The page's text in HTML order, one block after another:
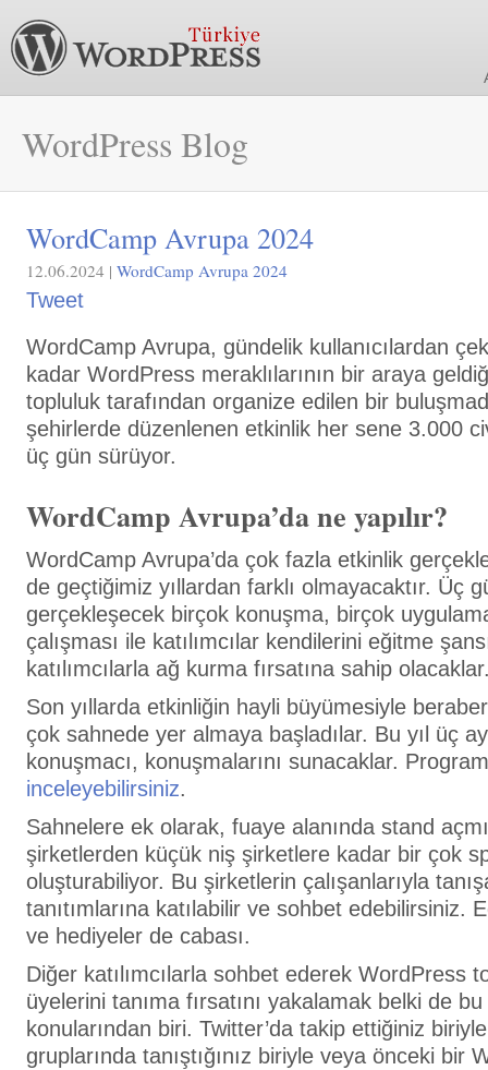
WordPress Blog
WordCamp Avrupa 2024
12.06.2024 | WordCamp Avrupa 2024
Tweet
WordCamp Avrupa, gündelik kullanıcılardan
kadar WordPress meraklılarının bir araya
topluluk tarafından organize edilen bir
şehirlerde düzenlenen etkinlik her sene 3.000
üç gün sürüyor.
WordCamp Avrupa’da ne yapılır?
WordCamp Avrupa’da çok fazla etkinlik
de geçtiğimiz yıllardan farklı olmayacaktır. Üç
gerçekleşecek birçok konuşma, birçok
çalışması ile katılımcılar kendilerini eğitme
katılımcılarla ağ kurma fırsatına sahip
Son yıllarda etkinliğin hayli büyümesiyle
çok sahnede yer almaya başladılar. Bu yıl üç
konuşmacı, konuşmalarını sunacaklar.
inceleyebilirsiniz.
Sahnelere ek olarak, fuaye alanında stand
şirketlerden küçük niş şirketlere kadar bir çok
oluşturabiliyor. Bu şirketlerin çalışanlarıyla
tanıtımlarına katılabilir ve sohbet edebilirsiniz.
ve hediyeler de cabası.
Diğer katılımcılarla sohbet ederek WordPress
üyelerini tanıma fırsatını yakalamak belki de
konularından biri. Twitter’da takip ettiğiniz
gruplarında tanıştığınız biriyle veya önceki bir